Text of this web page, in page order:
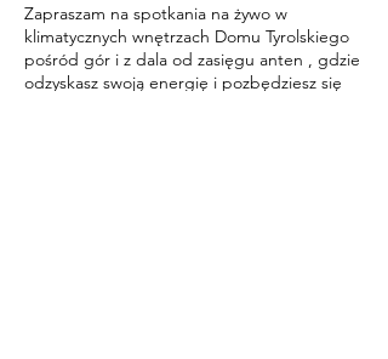
Zapraszam na spotkania na żywo w
klimatycznych wnętrzach Domu Tyrolskiego
pośród gór i z dala od zasięgu anten , gdzie
odzyskasz swoją energię i pozbędziesz się